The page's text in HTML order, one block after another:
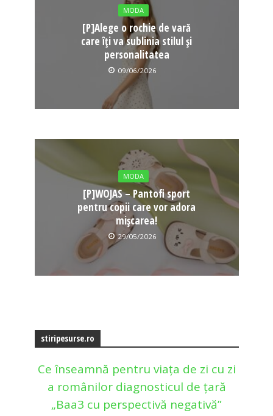
MODA
[P]Alege o rochie de vară
care îți va sublinia stilul și
personalitatea
09/06/2026
MODA
[P]WOJAS – Pantofi sport
pentru copii care vor adora
mișcarea!
29/05/2026
stiripesurse.ro
Ce înseamnă pentru viața de zi cu zi
a românilor diagnosticul de țară
„Baa3 cu perspectivă negativă”